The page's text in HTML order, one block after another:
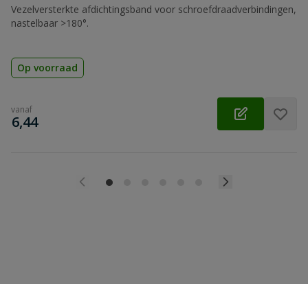
Vezelversterkte afdichtingsband voor schroefdraadverbindingen,
nastelbaar >180°.
Op voorraad
vanaf
€
6,44